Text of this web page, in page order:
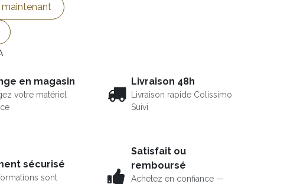
en magasin
votre matériel
Livraison 48h
Livraison rapide Colissimo
Suivi
sécurisé
sont
Satisfait ou
remboursé
Achetez en confiance —